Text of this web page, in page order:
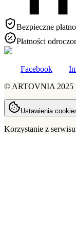
Bezpieczne
Płatności
Facebook
© ARTOVNIA 2025
Ustawienia
Korzystanie z